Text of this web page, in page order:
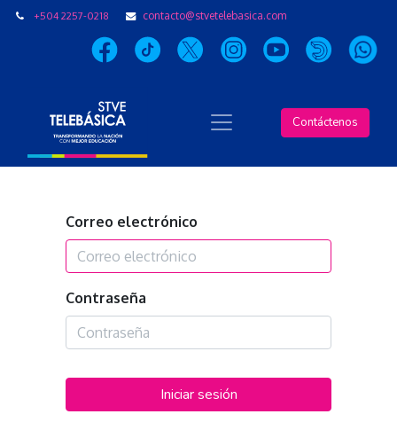
+504 2257-0218 contacto@stvetelebasica.com
Contáctenos
Correo electrónico
Contraseña
Iniciar sesión